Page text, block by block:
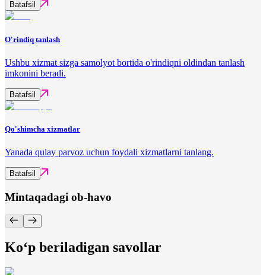
Batafsil
O'rindiq tanlash
Ushbu xizmat sizga samolyot bortida o'rindiqni oldindan tanlash
imkonini beradi.
Batafsil
Qo'shimcha xizmatlar
Yanada qulay parvoz uchun foydali xizmatlarni tanlang.
Batafsil
Mintaqadagi ob-havo
Ko‘p beriladigan savollar